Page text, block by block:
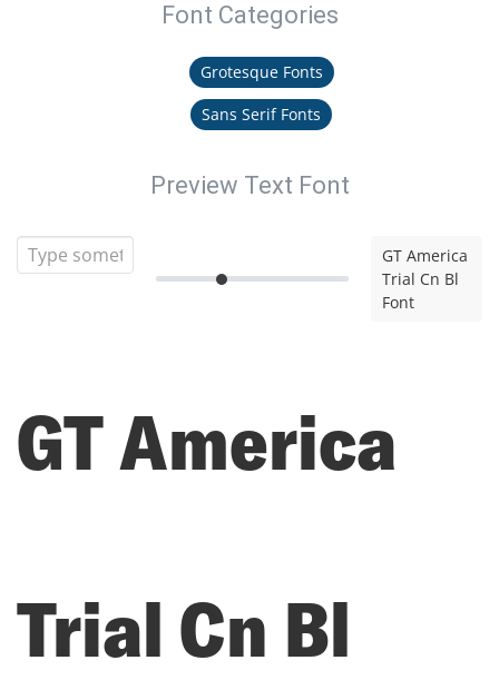
Font Categories
Grotesque Fonts
Sans Serif Fonts
Preview Text Font
GT America
Trial Cn Bl
Font
GT America
Trial Cn Bl